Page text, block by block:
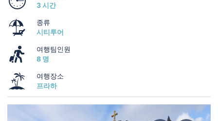
3 시간
종류
시티투어
여행팀인원
8 명
여행장소
프라하